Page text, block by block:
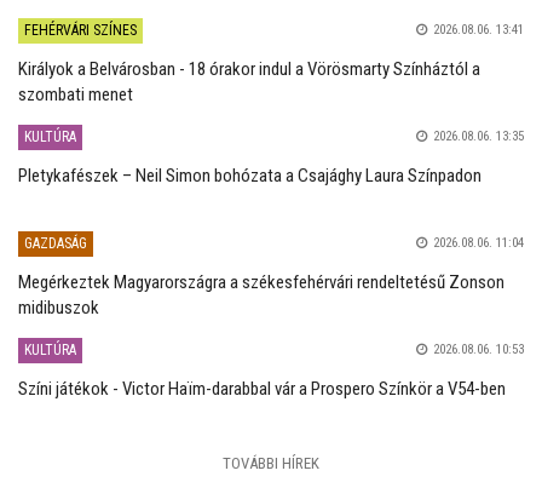
FEHÉRVÁRI SZÍNES 2026.08.06. 13:41
Királyok a Belvárosban - 18 órakor indul a Vörösmarty Színháztól a
szombati menet
KULTÚRA 2026.08.06. 13:35
Pletykafészek – Neil Simon bohózata a Csajághy Laura Színpadon
GAZDASÁG 2026.08.06. 11:04
Megérkeztek Magyarországra a székesfehérvári rendeltetésű Zonson
midibuszok
KULTÚRA 2026.08.06. 10:53
Színi játékok - Victor Haïm-darabbal vár a Prospero Színkör a V54-ben
TOVÁBBI HÍREK